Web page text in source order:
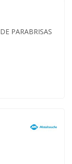
PARABRISAS